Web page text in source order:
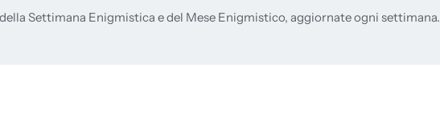
Settimana Enigmistica e del Mese Enigmistico, aggiornate ogni settimana.